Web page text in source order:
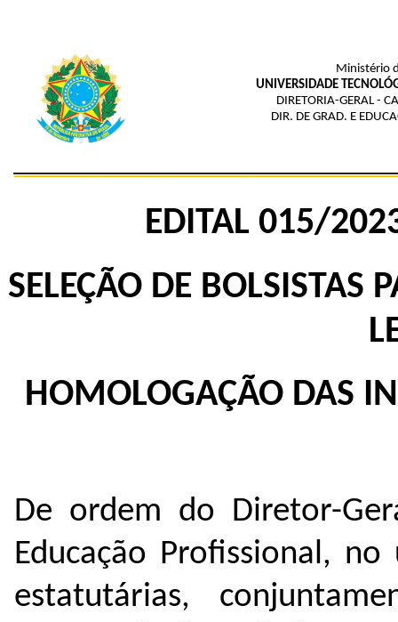
Ministério
UNIVERSIDADE
DIRETORIA-GERAL -
DIR. DE GRAD. E
EDITAL 015/
SELEÇÃO DE BOLSISTAS
HOMOLOGAÇÃO DAS
De ordem do Diretor-
Educação Profissional,
estatutárias,